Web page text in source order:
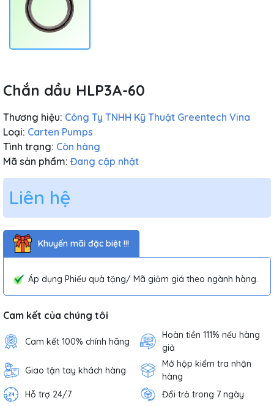
Chắn dầu HLP3A-60
Thương hiệu: Công Ty TNHH Kỹ Thuật Greentech Vina
Loại: Carten Pumps
Tình trạng: Còn hàng
Mã sản phẩm: Đang cập nhật
Liên hệ
Khuyến mãi đặc biệt !!!
Áp dụng Phiếu quà tặng/ Mã giảm giá theo ngành hàng.
Cam kết của chúng tôi
Cam kết 100% chính hãng
Hoàn tiền 111% nếu hàng
giả
Giao tận tay khách hàng
Mở hộp kiểm tra nhận
hàng
Hỗ trợ 24/7
Đổi trả trong 7 ngày